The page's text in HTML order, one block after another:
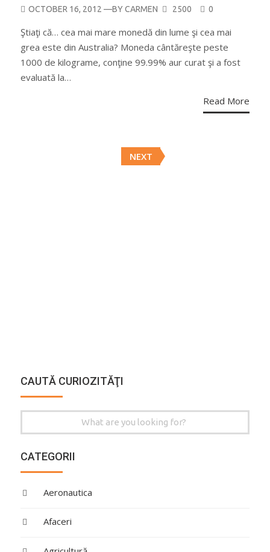
POSTED
OCTOBER 16, 2012 —BYCARMEN 2500 0
Ştiaţi că… cea mai mare monedă din lume şi cea mai
grea este din Australia? Moneda cântăreşte peste
1000 de kilograme, conţine 99.99% aur curat şi a fost
evaluată la…
Read More
navigation
NEXT
CAUTĂ CURIOZITĂŢI
for:
CATEGORII
Aeronautica
Afaceri